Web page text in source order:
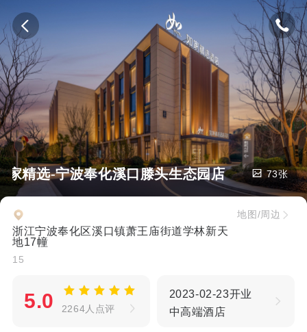
家精选-宁波奉化溪口滕头生态园店 73张
浙江宁波奉化区溪口镇萧王庙街道学林新天
地17幢
15
地图/周边
5.0 2264人点评
2023-02-23开业
中高端酒店